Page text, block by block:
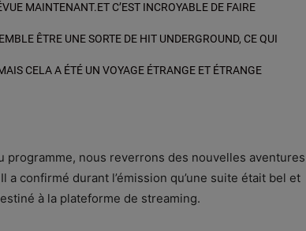
MAINTENANT.ET C’EST INCROYABLE DE FAIRE
ÊTRE UNE SORTE DE HIT UNDERGROUND, CE QUI
CELA A ÉTÉ UN VOYAGE ÉTRANGE ET ÉTRANGE
programme, nous reverrons des nouvelles aventures
a confirmé durant l’émission qu’une suite était bel et
à la plateforme de streaming.